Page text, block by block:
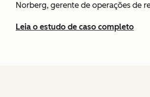
Norberg, gerente de operações de
Leia o estudo de caso completo